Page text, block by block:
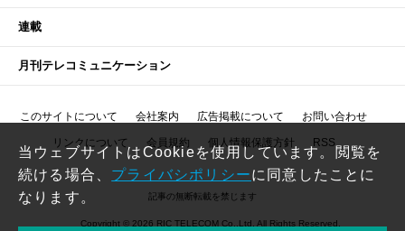
連載
月刊テレコミュニケーション
このサイトについて 会社案内 広告掲載について お問い合わせ
リンクについて 会員規約 個人情報保護方針 RSS
記事の無断転載を禁じます
Copyright © 2026 RIC TELECOM Co.,Ltd. All Rights Reserved.
当ウェブサイトはCookieを使用しています。閲覧を
続ける場合、 プライバシポリシーに同意したことに
なります。